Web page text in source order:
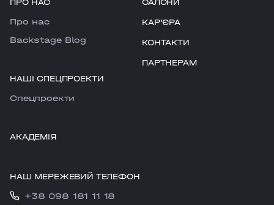
ПРО НАС
Про нас
Backstage Blog
НАШІ СПЕЦПРОЕКТИ
Cпецпроекти
САЛОНИ
КАРʼЄРА
КОНТАКТИ
ПАРТНЕРАМ
АКАДЕМІЯ
НАШ МЕРЕЖЕВИЙ ТЕЛЕФОН
+38 098 181 11 18